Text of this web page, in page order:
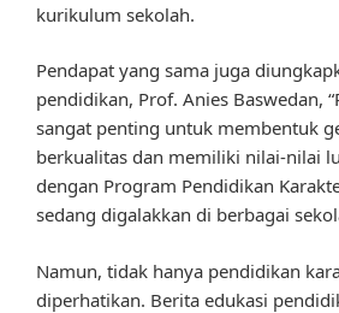
kurikulum sekolah.
Pendapat yang sama juga
pendidikan, Prof. Anies Baswedan,
sangat penting untuk membentuk
berkualitas dan memiliki nilai-nilai
dengan Program Pendidikan
sedang digalakkan di berbagai
Namun, tidak hanya pendidikan
diperhatikan. Berita edukasi